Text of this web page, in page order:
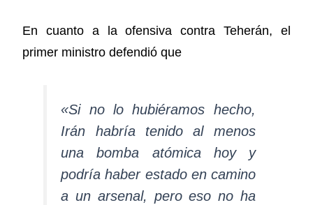
En cuanto a la ofensiva contra Teherán, el
primer ministro defendió que
«Si no lo hubiéramos hecho,
Irán habría tenido al menos
una bomba atómica hoy y
podría haber estado en camino
a un arsenal, pero eso no ha